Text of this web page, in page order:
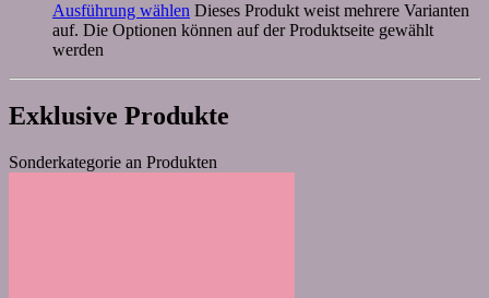
Ausführung wählen Dieses Produkt weist mehrere Varianten
auf. Die Optionen können auf der Produktseite gewählt
werden
Exklusive Produkte
Sonderkategorie an Produkten